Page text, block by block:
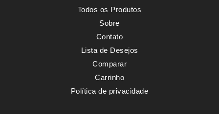
Todos os Produtos
Sobre
Contato
Lista de Desejos
Comparar
Carrinho
Política de privacidade